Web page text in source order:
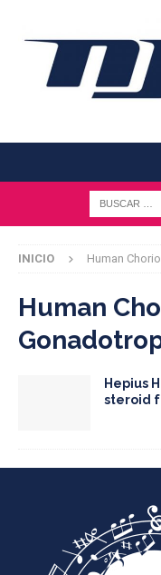
INICIO Human
Human
Hepius
steroid